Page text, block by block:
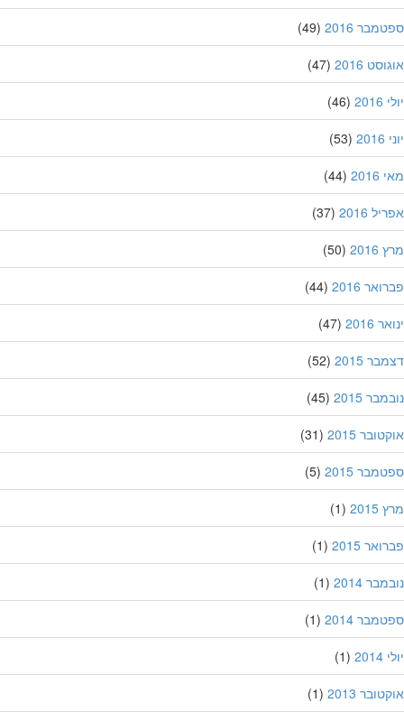
2016
(49)
2016
(47)
(46)
(53)
(44)
2016
(37)
(50)
2016
(44)
2016
(47)
2015
(52)
2015
(45)
2015
(31)
2015
(5)
(1)
2015
(1)
2014
(1)
2014
(1)
(1)
2013
(1)